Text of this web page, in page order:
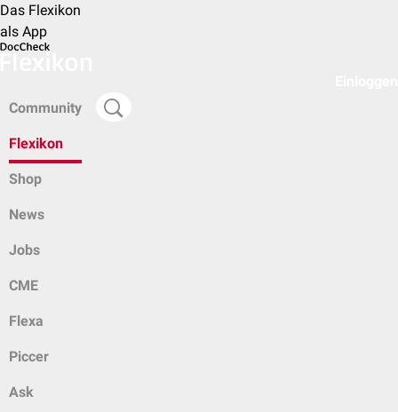
Das Flexikon
als App
Community
Flexikon
Shop
News
Jobs
CME
Flexa
Piccer
Ask